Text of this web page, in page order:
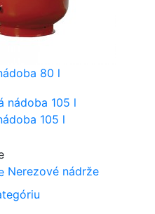
80 l
105 l
Nerezové nádrže